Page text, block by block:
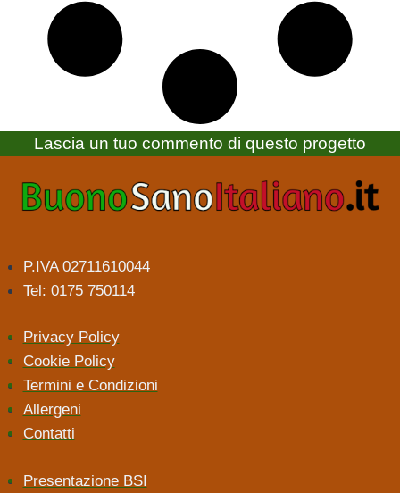
Lascia un tuo commento di questo progetto
P.IVA 02711610044
Tel: 0175 750114
Privacy Policy
Cookie Policy
Termini e Condizioni
Allergeni
Contatti
Presentazione BSI